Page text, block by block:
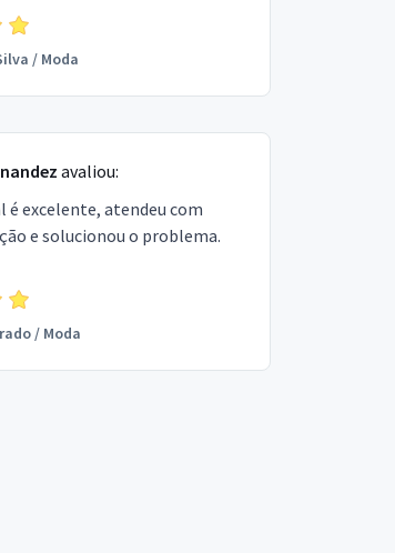
/ Moda
avaliou:
é excelente, atendeu com
e solucionou o problema.
/ Moda